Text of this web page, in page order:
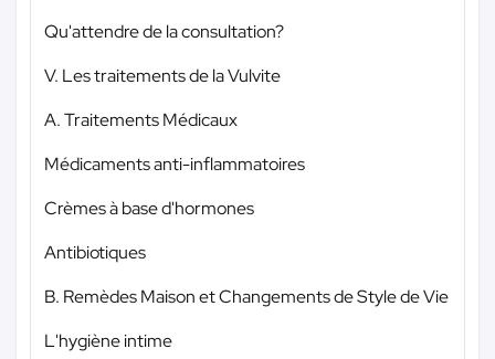
Qu'attendre de la consultation?
V. Les traitements de la Vulvite
A. Traitements Médicaux
Médicaments anti-inflammatoires
Crèmes à base d'hormones
Antibiotiques
B. Remèdes Maison et Changements de Style de Vie
L'hygiène intime